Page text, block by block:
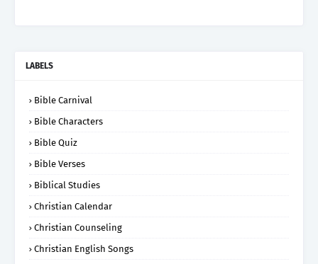
LABELS
Bible Carnival
Bible Characters
Bible Quiz
Bible Verses
Biblical Studies
Christian Calendar
Christian Counseling
Christian English Songs